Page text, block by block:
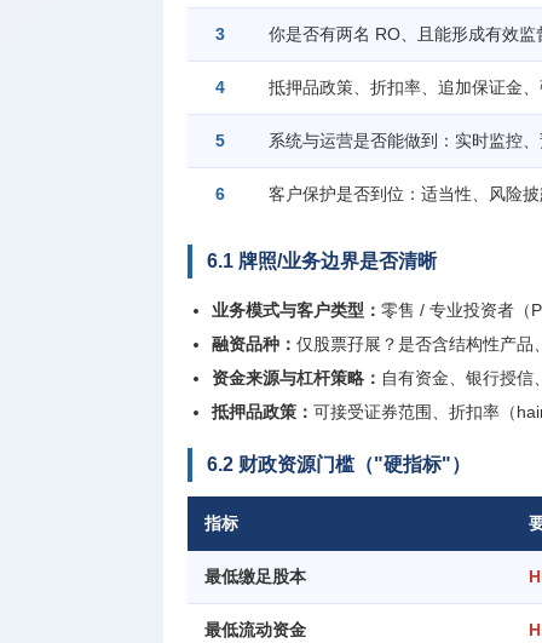
3 你是否有两名 RO、且能形成有效
4 抵押品政策、折扣率、追加保证金
5 系统与运营是否能做到：实时监控
6 客户保护是否到位：适当性、风险
6.1 牌照/业务边界是否清晰
业务模式与客户类型： 零售 / 专业投资者（
融资品种： 仅股票孖展？是否含结构性产
资金来源与杠杆策略： 自有资金、银行授信
抵押品政策： 可接受证券范围、折扣率（
6.2 财政资源门槛（"硬指标"）
指标
最低缴足股本
最低流动资金